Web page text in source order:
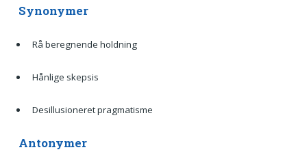
Synonymer
Rå beregnende holdning
Hånlige skepsis
Desillusioneret pragmatisme
Antonymer